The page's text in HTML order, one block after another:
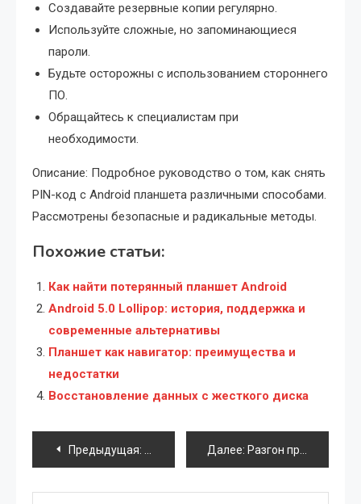
Создавайте резервные копии регулярно.
Используйте сложные, но запоминающиеся
пароли.
Будьте осторожны с использованием стороннего
ПО.
Обращайтесь к специалистам при
необходимости.
Описание: Подробное руководство о том, как снять
PIN-код с Android планшета различными способами.
Рассмотрены безопасные и радикальные методы.
Похожие статьи:
Как найти потерянный планшет Android
Android 5.0 Lollipop: история, поддержка и
современные альтернативы
Планшет как навигатор: преимущества и
недостатки
Восстановление данных с жесткого диска
Навигация
по
Предыдущая: Удаление вирусов с ноутбука: полное
Далее: Разгон процессора на BIOS Phoenix: пошаговое руководство